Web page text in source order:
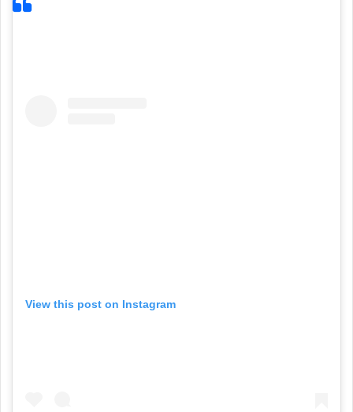
View this post on Instagram